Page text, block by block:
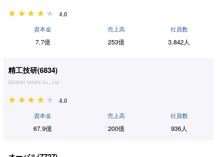
4.0
資本金
7.7億
売上高
253億
社員数
3,842人
精工技研(6834)
SEIKOH GIKEN Co., Ltd.
4.0
資本金
67.9億
売上高
200億
社員数
936人